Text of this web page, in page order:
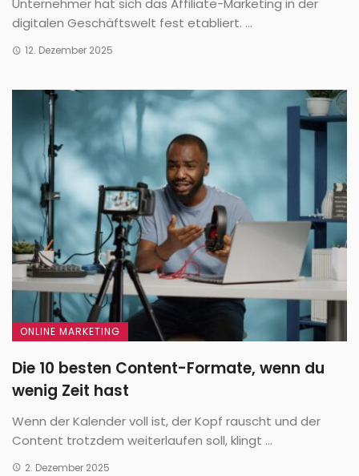
Unternehmer hat sich das Affiliate-Marketing in der
digitalen Geschäftswelt fest etabliert. ...
12. Dezember 2025
ONLINE MARKETING
Die 10 besten Content-Formate, wenn du
wenig Zeit hast
Wenn der Kalender voll ist, der Kopf rauscht und der
Content trotzdem weiterlaufen soll, klingt ...
2. Dezember 2025